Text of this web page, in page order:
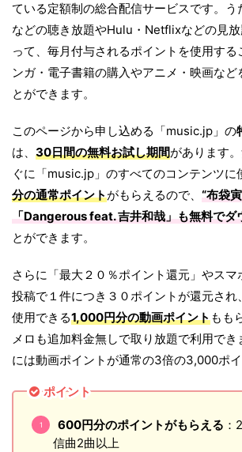
ている定額制の総合配信サービスです。う
などの聴き放題やHulu・Netflixなどの見
って、毎月付与されるポイントを使用する
ンガ・電子書籍の購入やアニメ・映画など
とができます。
このページから申し込める「music.jp」の
は、 30日間の無料お試し期間があります
ぐに「music.jp」のすべてのコンテンツに
分の通常ポイントがもらえるので、 “布袋
「Dangerous feat. 吉井和哉」も無料でダ
とができます。
さらに「最大２０％ポイント還元」やスマ
投稿で１件につき３０ポイントが還元され
使用できる1,000円分の動画ポイントもも
メロも追加料金無しで取り放題で利用でき
には動画ポイントが通常の3倍の3,000ポイ
ポイント
600円分のポイントがもらえる
信曲2曲以上